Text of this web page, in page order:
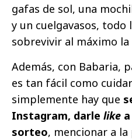
gafas de sol, una
y un cuelgavasos, todo
sobrevivir al máximo
Además, con Babaria,
es tan fácil como
simplemente hay que
Instagram, darle like
sorteo, mencionar a